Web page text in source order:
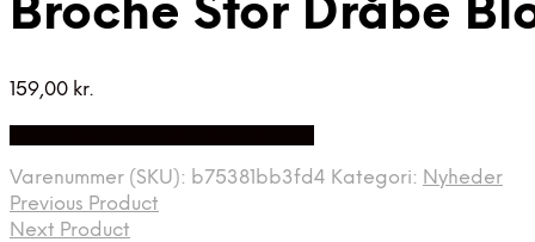
Broche Stor Dråbe
159,00 kr.
Varenummer (SKU): b75381bb3fd4 Kategori: Nyheder
Previous Product
Next Product